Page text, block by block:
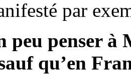
par
peu penser à
qu’en